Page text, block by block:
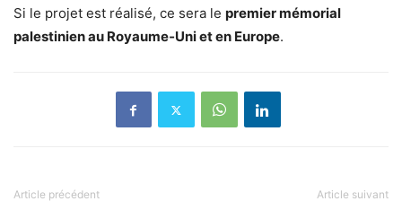
Si le projet est réalisé, ce sera le premier mémorial
palestinien au Royaume‑Uni et en Europe.
Article précédent Article suivant